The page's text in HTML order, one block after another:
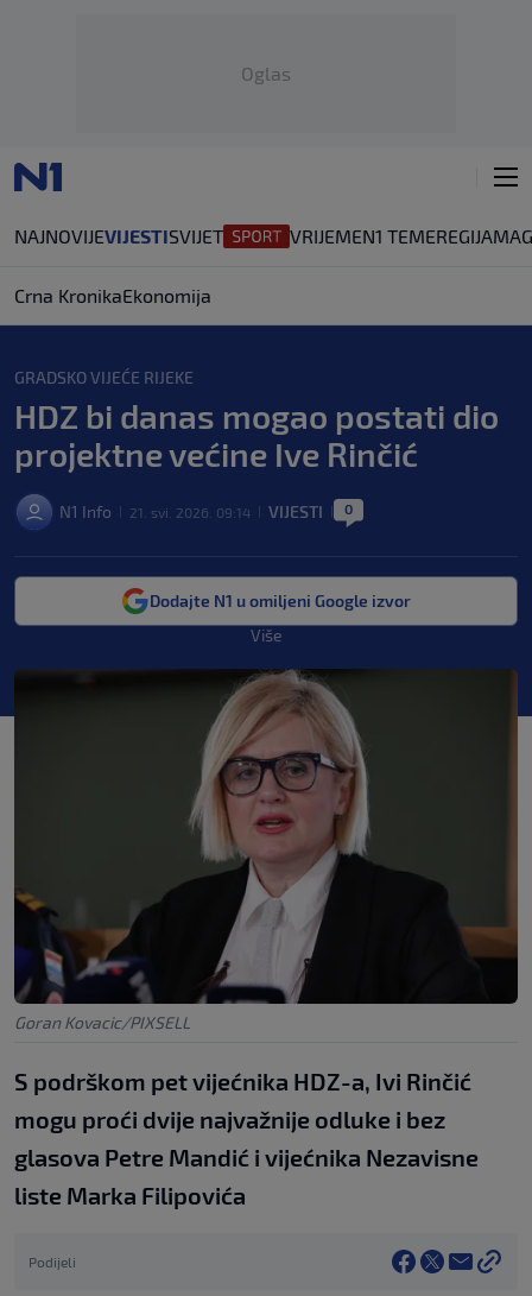
Oglas
NAJNOVIJEVIJESTISVIJET VRIJEMEN1 TEMEREGIJA
Crna KronikaEkonomija
GRADSKO VIJEĆE RIJEKE
HDZ bi danas mogao postati dio
projektne većine Ive Rinčić
N1 Info 21. svi. 2026. 09:14 VIJESTI 0
Dodajte N1 u omiljeni Google izvor
Više
Goran Kovacic/PIXSELL
S podrškom pet vijećnika HDZ-a, Ivi Rinčić
mogu proći dvije najvažnije odluke i bez
glasova Petre Mandić i vijećnika Nezavisne
liste Marka Filipovića
Podijeli